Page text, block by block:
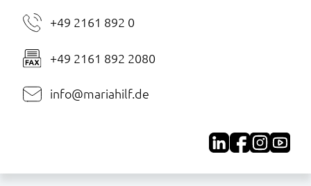
+49 2161 892 0
+49 2161 892 2080
info@mariahilf.de